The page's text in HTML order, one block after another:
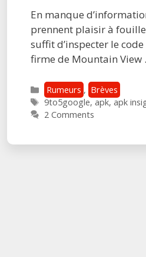
En manque
prennent plaisir à
suffit d’inspecter le
firme de Mountain View
Catégories
Rumeurs , Brèves
Étiquettes
9to5google,apk,apk
2 Comments